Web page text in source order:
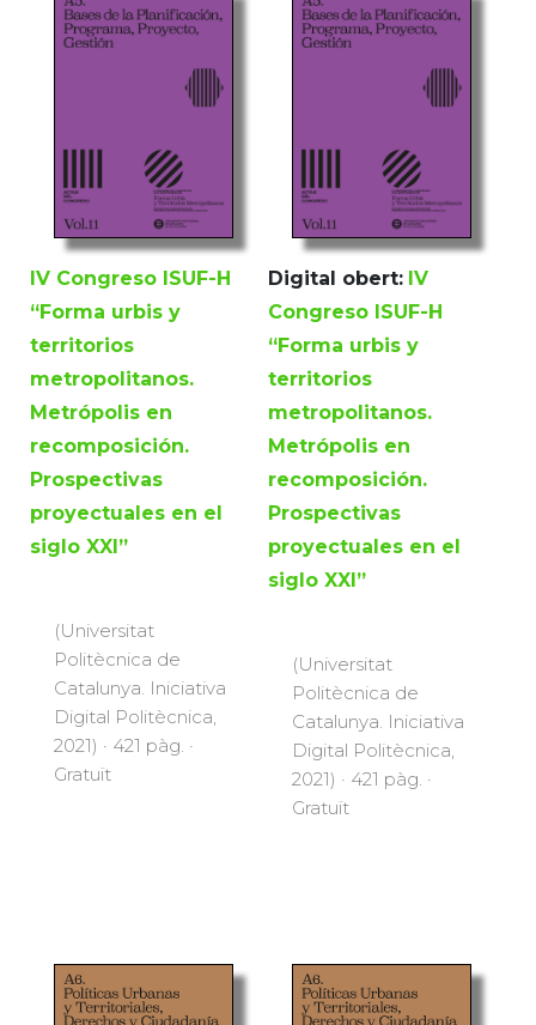
IV Congreso ISUF-H
“Forma urbis y
territorios
metropolitanos.
Metrópolis en
recomposición.
Prospectivas
proyectuales en el
siglo XXI”
(Universitat
Politècnica de
Catalunya. Iniciativa
Digital Politècnica,
2021) · 421 pàg. ·
Gratuït
Digital obert: IV
Congreso ISUF-H
“Forma urbis y
territorios
metropolitanos.
Metrópolis en
recomposición.
Prospectivas
proyectuales en el
siglo XXI”
(Universitat
Politècnica de
Catalunya. Iniciativa
Digital Politècnica,
2021) · 421 pàg. ·
Gratuït